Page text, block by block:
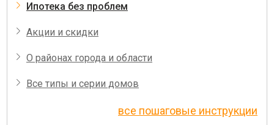
Ипотека без проблем
Акции и скидки
О районах города и области
Все типы и серии домов
все пошаговые инструкции